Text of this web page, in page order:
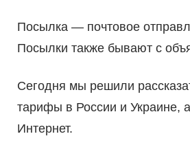
Посылка — почтовое
Посылки также бывают с
Сегодня мы решили
тарифы в России и Украине,
Интернет.